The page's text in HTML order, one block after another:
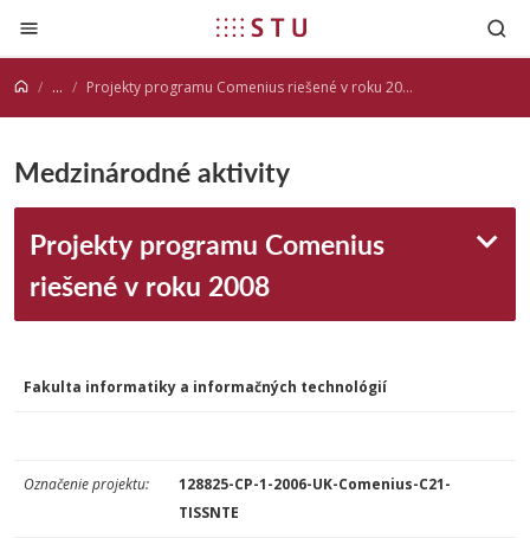
Prejsť na obsah
... Projekty programu Comenius riešené v roku 2008
Medzinárodné aktivity
Projekty programu Comenius
riešené v roku 2008
Fakulta informatiky a informačných technológií
Označenieprojektu:
128825-CP-1-2006-UK-Comenius-C21-
TISSNTE